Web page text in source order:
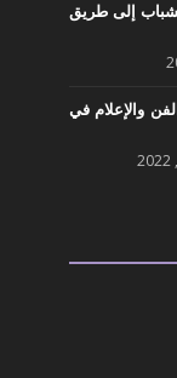
إلى طريق
والإعلام في